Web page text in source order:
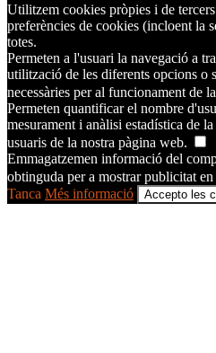
Utilitzem cookies pròpies i de
preferències de cookies (incloent la
totes.
Permeten a l'usuari la navegació a
utilització de les diferents opcions o
necessàries per al funcionament de
Permeten quantificar el nombre
mesurament i anàlisi estadística de
usuaris de la nostra pàgina web.
Emmagatzemen informació del
obtinguda per a mostrar publicitat
Tanca Més informació Accepto les